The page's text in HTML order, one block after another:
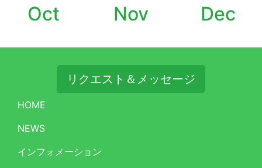
Oct
Nov Dec
リクエスト＆メッセージ
HOME
NEWS
インフォメーション